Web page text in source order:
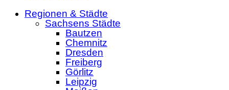
Regionen & Städte
Sachsens Städte
Bautzen
Chemnitz
Dresden
Freiberg
Görlitz
Leipzig